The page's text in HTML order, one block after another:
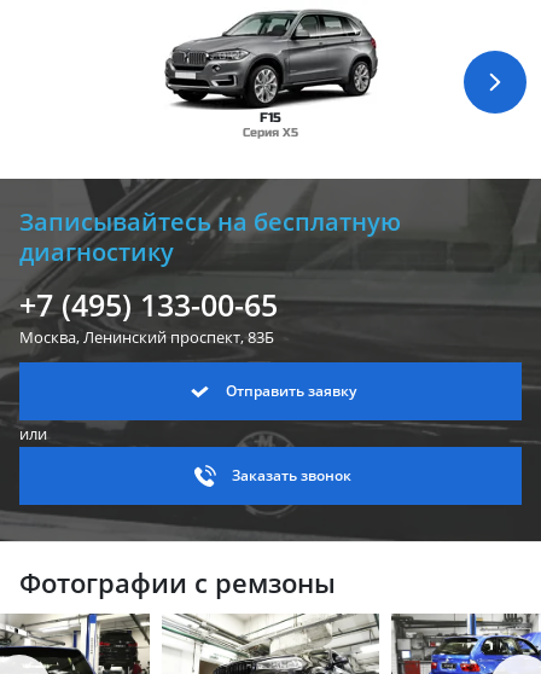
F15
Серия X5
Записывайтесь на бесплатную
диагностику
+7 (495) 133-00-65
Москва, Ленинскийпроспект, 83Б
Отправить заявку
или
Заказать звонок
Фотографии с ремзоны